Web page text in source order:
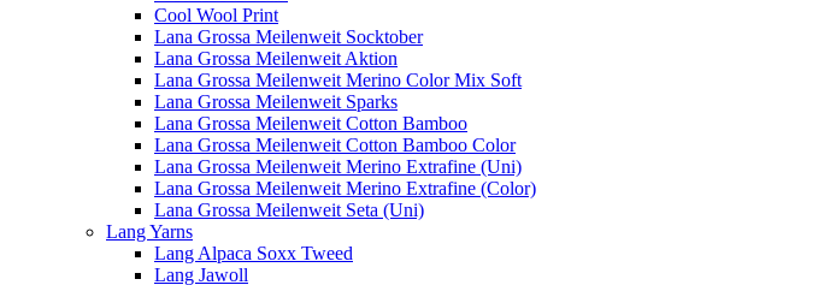
Cool Wool Print
Lana Grossa Meilenweit Socktober
Lana Grossa Meilenweit Aktion
Lana Grossa Meilenweit Merino Color Mix Soft
Lana Grossa Meilenweit Sparks
Lana Grossa Meilenweit Cotton Bamboo
Lana Grossa Meilenweit Cotton Bamboo Color
Lana Grossa Meilenweit Merino Extrafine (Uni)
Lana Grossa Meilenweit Merino Extrafine (Color)
Lana Grossa Meilenweit Seta (Uni)
Lang Yarns
Lang Alpaca Soxx Tweed
Lang Jawoll